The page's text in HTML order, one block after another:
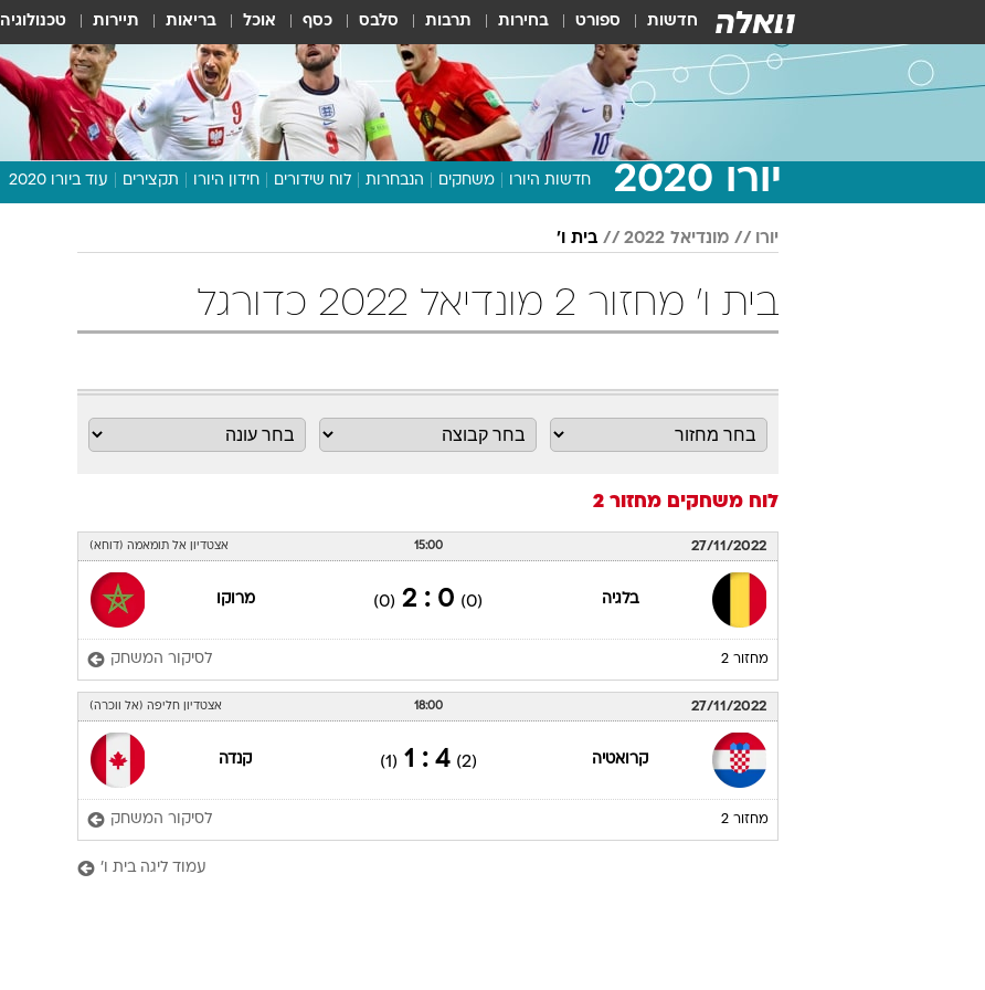
חדשות ספורט בחירות תרבות סלבס כסף אוכל בריאות תיירות טכנולוגיה
יורו 2020 חדשות היורו משחקים הנבחרות לוח שידורים חידון היורו תקצירים עוד ביורו 2020
תכנית היורו
יורו מונדיאל 2022 בית ו'
בית ו' מחזור 2 מונדיאל 2022 כדורגל
לוח משחקים מחזור 2
27/11/2022
15:00 אצטדיון אל תומאמה (דוחא)
בלגיה (0)
0 : 2
(0) מרוקו
מחזור 2 לסיקור המשחק
27/11/2022
18:00 אצטדיון חליפה (אל ווכרה)
קרואטיה (2)
4 : 1
(1) קנדה
מחזור 2 לסיקור המשחק
עמוד ליגה בית ו'